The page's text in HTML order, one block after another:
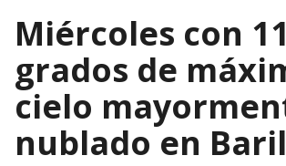
Miércoles con 11
grados de
cielo
nublado en